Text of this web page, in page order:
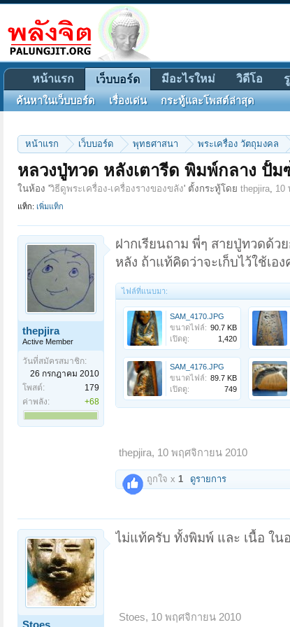
หน้าแรก เว็บบอร์ด พุทธศาสนา พระเครื่อง วัตถุมงคล
หลวงปู่ทวด หลังเตารีด พิมพ์กลาง ปั้ม
ในห้อง 'วิธีดูพระเครื่อง-เครื่องรางของขลัง' ตั้งกระทู้โดย thepjira, 10
แท็ก: เพิ่มแท็ก
thepjira
Active Member
วันที่สมัครสมาชิก:
26 กรกฎาคม 2010
โพสต์:
179
ค่าพลัง:
+68
ฝากเรียนถาม พี่ๆ สายปู่ทวดด้ว
หลัง ถ้าแท้คิดว่าจะเก็บไว้ใช้เอง
ไฟล์ที่แนบมา:
SAM_4170.JPG
ขนาดไฟล์: 90.7 KB
เปิดดู:
1,420
SAM_4176.JPG
ขนาดไฟล์: 89.7 KB
เปิดดู:
749
thepjira, 10 พฤศจิกายน 2010
ถูกใจ x 1 ดูรายการ
Stoes
ไม่แท้ครับ ทั้งพิมพ์ และ เนื้อ ใน
Stoes, 10 พฤศจิกายน 2010
หน้าแรก เว็บบอร์ด
ค้นหาในเว็บบอร์ด เรื่องเด่น กระทู้และโพสต์ล่าสุด
มีอะไรใหม่ วิดีโอ